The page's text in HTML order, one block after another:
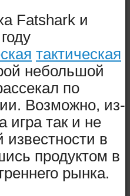
Fatshark и
тактическая
небольшой
по
Возможно, из-
игра так и не
в
продуктом в
рынка.